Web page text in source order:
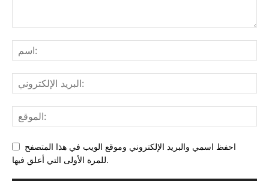
احفظ اسمي والبريد الإلكتروني وموقع الويب في هذا المتصفح
للمرة الأولى التي أعلق فيها.